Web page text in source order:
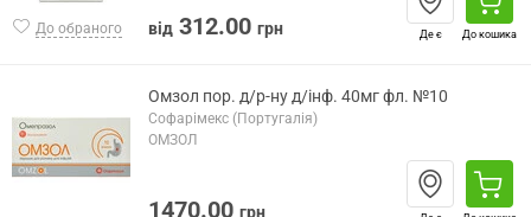
До обраного від 312.00 грн Де є До кошика
Омзол пор. д/р-ну д/інф. 40мг фл. №10
Софарімекс (Португалія)
ОМЗОЛ
1470.00 грн